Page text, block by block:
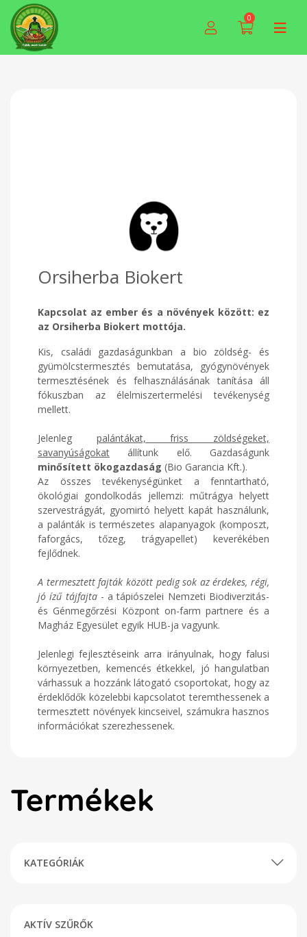
0
Orsiherba Biokert
Kapcsolat az ember és a növények között: ez
az Orsiherba Biokert mottója.
Kis, családi gazdaságunkban a bio zöldség- és
gyümölcstermesztés bemutatása, gyógynövények
termesztésének és felhasználásának tanítása áll
fókuszban az élelmiszertermelési tevékenység
mellett.
Jelenleg palántákat, friss zöldségeket,
savanyúságokat állítunk elő. Gazdaságunk
minősített ökogazdaság (Bio Garancia Kft.).
Az összes tevékenységünket a fenntartható,
ökológiai gondolkodás jellemzi: műtrágya helyett
szervestrágyát, gyomirtó helyett kapát használunk,
a palánták is természetes alapanyagok (komposzt,
faforgács, tőzeg, trágyapellet) keverékében
fejlődnek.
A termesztett fajták között pedig sok az érdekes, régi,
jó ízű tájfajta- a tápiószelei Nemzeti Biodiverzitás-
és Génmegőrzési Központ on-farm partnere és a
Magház Egyesület egyik HUB-ja vagyunk.
Jelenlegi fejlesztéseink arra irányulnak, hogy falusi
környezetben, kemencés étkekkel, jó hangulatban
várhassuk a hozzánk látogató csoportokat, hogy az
érdeklődők közelebbi kapcsolatot teremthessenek a
termesztett növények kincseivel, számukra hasznos
információkat szerezhessenek.
Termékek
KATEGÓRIÁK
AKTÍV SZŰRŐK